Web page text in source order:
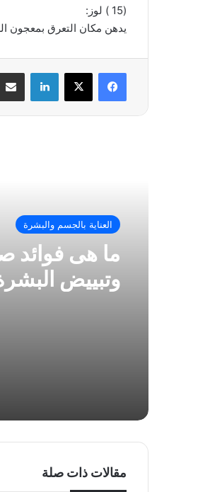
(15 ) لوز:
يدهن مكان التعرق بمعجون
فيسبوك لينكدإن
العناية بالجسم والبشرة
ما هى فوائد
وتبييض
مقالات ذات صلة